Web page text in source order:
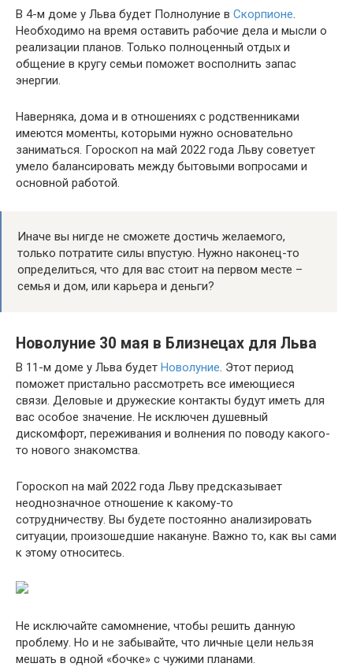
В 4-м доме у Льва будет Полнолуние в Скорпионе.
Необходимо на время оставить рабочие дела и мысли о
реализации планов. Только полноценный отдых и
общение в кругу семьи поможет восполнить запас
энергии.
Наверняка, дома и в отношениях с родственниками
имеются моменты, которыми нужно основательно
заниматься. Гороскоп на май 2022 года Льву советует
умело балансировать между бытовыми вопросами и
основной работой.
Иначе вы нигде не сможете достичь желаемого,
только потратите силы впустую. Нужно наконец-то
определиться, что для вас стоит на первом месте –
семья и дом, или карьера и деньги?
Новолуние 30 мая в Близнецах для Льва
В 11-м доме у Льва будет Новолуние. Этот период
поможет пристально рассмотреть все имеющиеся
связи. Деловые и дружеские контакты будут иметь для
вас особое значение. Не исключен душевный
дискомфорт, переживания и волнения по поводу какого-
то нового знакомства.
Гороскоп на май 2022 года Льву предсказывает
неоднозначное отношение к какому-то
сотрудничеству. Вы будете постоянно анализировать
ситуации, произошедшие накануне. Важно то, как вы сами
к этому относитесь.
Не исключайте самомнение, чтобы решить данную
проблему. Но и не забывайте, что личные цели нельзя
мешать в одной «бочке» с чужими планами.